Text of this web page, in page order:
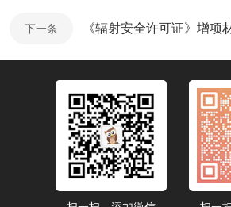
下一条 《辐射安全许可证》增项